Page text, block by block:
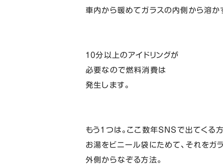
車内から暖めてガラスの内側から溶か
１０分以上のアイドリングが
必要なので燃料消費は
発生します。
もう１つは。ここ数年SNSで出てくる
お湯をビニール袋にためて、それをガ
外側からなぞる方法。